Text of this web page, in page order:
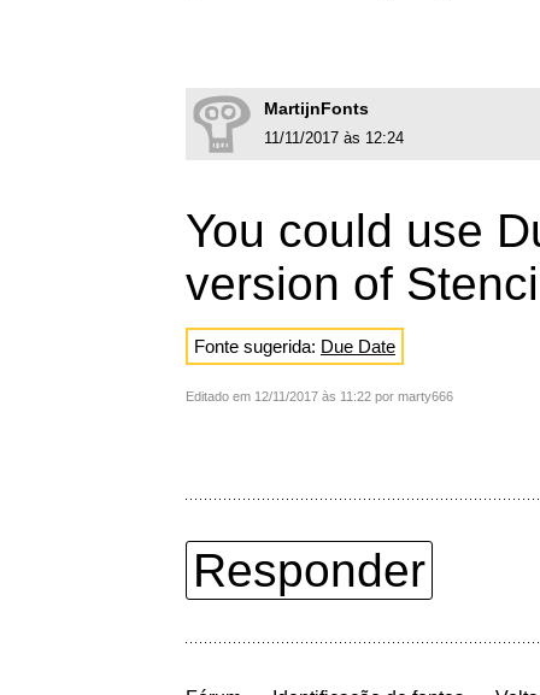
MartijnFonts
11/11/2017 às 12:24
You could use
version of
Fonte sugerida: Due Date
Editado em 12/11/2017 às 11:22 por marty666
Responder